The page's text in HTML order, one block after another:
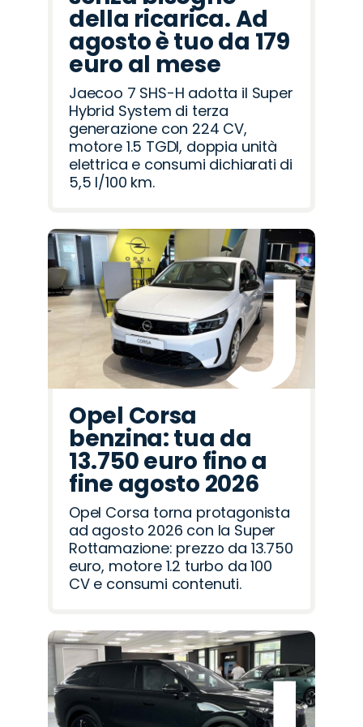
della ricarica. Ad
agosto è tuo da 179
euro al mese
Jaecoo 7 SHS-H adotta il Super
Hybrid System di terza
generazione con 224 CV,
motore 1.5 TGDI, doppia unità
elettrica e consumi dichiarati di
5,5 l/100 km.
Opel Corsa
benzina: tua da
13.750 euro fino a
fine agosto 2026
Opel Corsa torna protagonista
ad agosto 2026 con la Super
Rottamazione: prezzo da 13.750
euro, motore 1.2 turbo da 100
CV e consumi contenuti.